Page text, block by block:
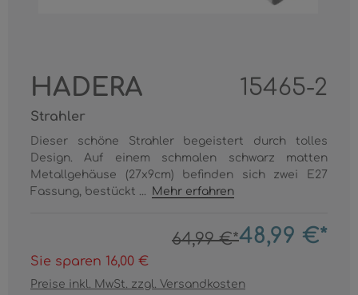
HADERA 15465-2
Strahler
Dieser schöne Strahler begeistert durch tolles
Design. Auf einem schmalen schwarz matten
Metallgehäuse (27x9cm) befinden sich zwei E27
Fassung, bestückt ...
Mehr erfahren
64,99 €*48,99 €*
Sie sparen 16,00 €
Preise inkl. MwSt. zzgl. Versandkosten